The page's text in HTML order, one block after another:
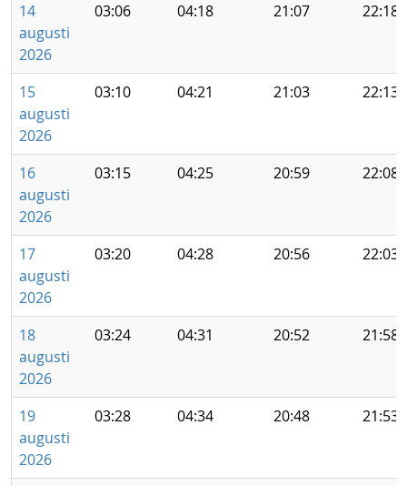
14
augusti
2026
03:06 04:18 21:07 22:18
15
augusti
2026
03:10 04:21 21:03 22:13
16
augusti
2026
03:15 04:25 20:59 22:08
17
augusti
2026
03:20 04:28 20:56 22:03
18
augusti
2026
03:24 04:31 20:52 21:58
19
augusti
2026
03:28 04:34 20:48 21:53